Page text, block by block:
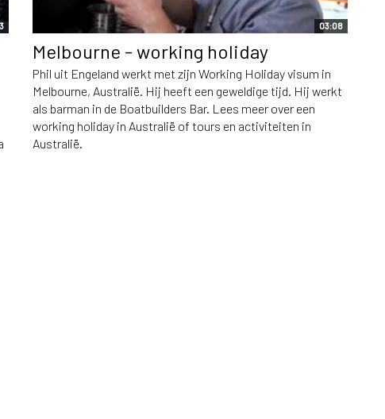
03:08
Melbourne - working holiday
Phil uit Engeland werkt met zijn Working Holiday visum in
Melbourne, Australië. Hij heeft een geweldige tijd. Hij werkt
als barman in de Boatbuilders Bar. Lees meer over een
working holiday in Australië of tours en activiteiten in
Australië.